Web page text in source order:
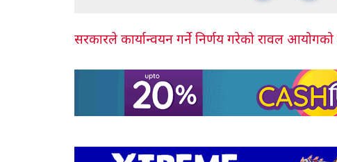
सरकारले कार्यान्वयन गर्ने निर्णय गरेको रावल